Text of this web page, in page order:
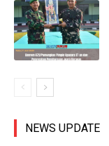
NEWS UPDATE